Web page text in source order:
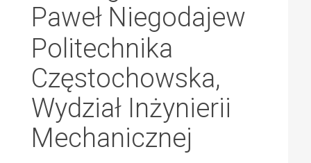
Paweł Niegodajew
Politechnika
Częstochowska,
Wydział Inżynierii
Mechanicznej